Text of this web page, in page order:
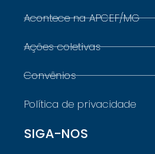
Acontece na APCEF/MG
Ações coletivas
Convênios
Política de privacidade
SIGA-NOS